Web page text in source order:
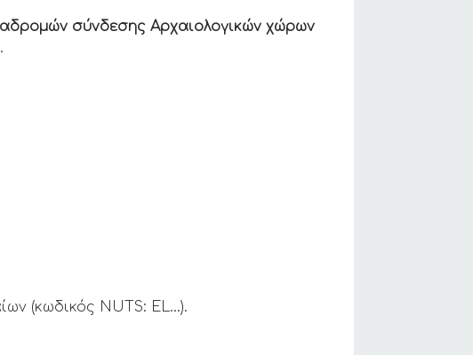
σύνδεσης Αρχαιολογικών χώρων
.
(κωδικός NUTS: EL…).